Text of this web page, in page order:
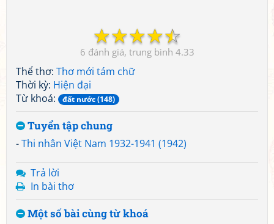
☆
☆
☆
☆
☆
6 4.33
Thể thơ: Thơ mới tám chữ
Thời kỳ: Hiện đại
Từ khoá:
đất nước (148)
Tuyển tập chung
-Thi nhân Việt Nam 1932-1941 (1942)
Trả lời
In bài thơ
Một số bài cùng từ khoá